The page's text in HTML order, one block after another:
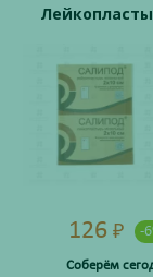
126 ₽ -
Соберём